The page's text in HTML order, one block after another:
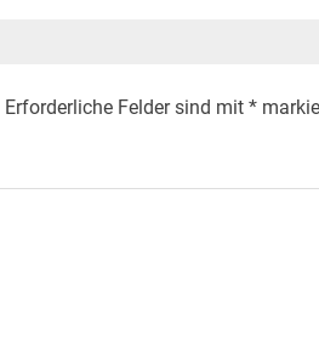
Erforderliche Felder sind mit *